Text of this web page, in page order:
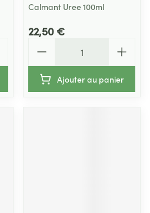
Calmant Uree 100ml
22,50 €
Ajouter au panier